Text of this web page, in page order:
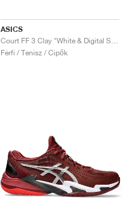
ASICS
Férfi / Tenisz / Cipők